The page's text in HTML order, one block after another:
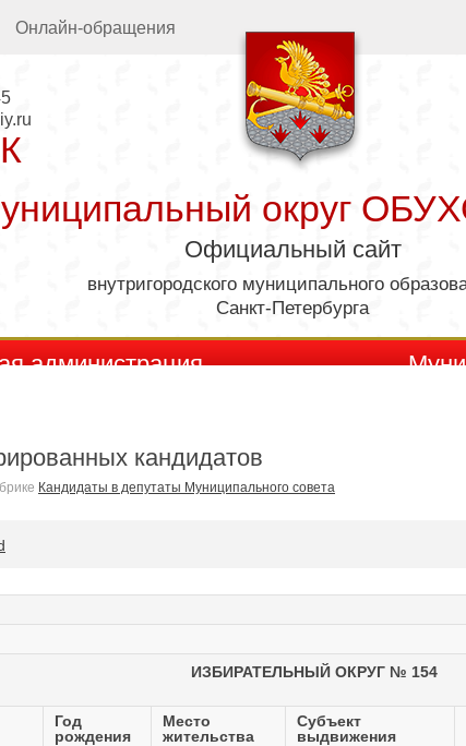
Онлайн-обращения
округ
Официальный сайт
внутригородского муниципального
Санкт-Петербурга
администрация
кандидатов
Кандидаты в депутаты Муниципального совета
ИЗБИРАТЕЛЬНЫЙ ОКРУГ № 154
Год
рождения
Место
жительства
Субъект
выдвижения